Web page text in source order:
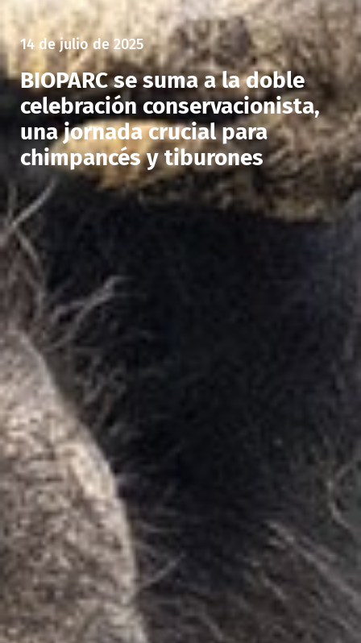
14 de julio de 2025
BIOPARC se suma a la doble
celebración conservacionista,
una jornada crucial para
chimpancés y tiburones